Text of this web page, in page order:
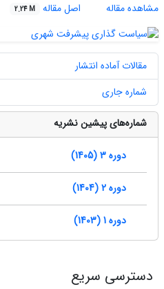
مشاهده مقاله
اصل مقاله 2.24 M
مقالات آماده انتشار
شماره جاری
شماره‌های پیشین نشریه
دوره 3 (1405)
دوره 2 (1404)
دوره 1 (1403)
دسترسی سریع